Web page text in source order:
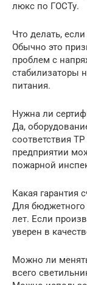
люкс по ГОСТу.
Что делать,
Обычно это
проблем с
стабилизаторы
питания.
Нужна ли
Да,
соответствия
предприятии
пожарной
Какая гарантия
Для бюджетного
лет. Если
уверен в
Можно ли
всего